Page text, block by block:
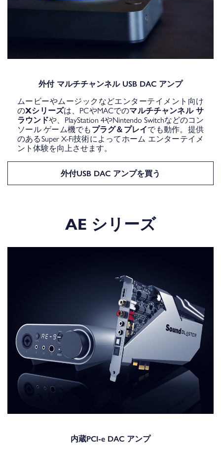
外付 マルチチャンネル USB DAC アンプ
ムービーやムージックなどエンターテイメント向け
のXシリーズは、PCやMACでのマルチチャンネル サ
ラウンドや、PlayStation 4やNintendo Switchなどのコン
ソール ゲーム機でもプラグ＆プレイでも動作。提供
のあるSuper X-Fi技術によってホーム エンターテイメ
ント体験を向上させます。
外付USB DAC アンプを買う
AE シリーズ
内蔵PCI-e DAC アンプ